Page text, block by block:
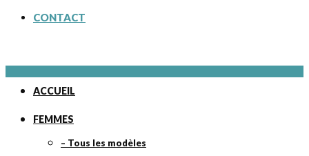
CONTACT
ACCUEIL
FEMMES
– Tous les modèles